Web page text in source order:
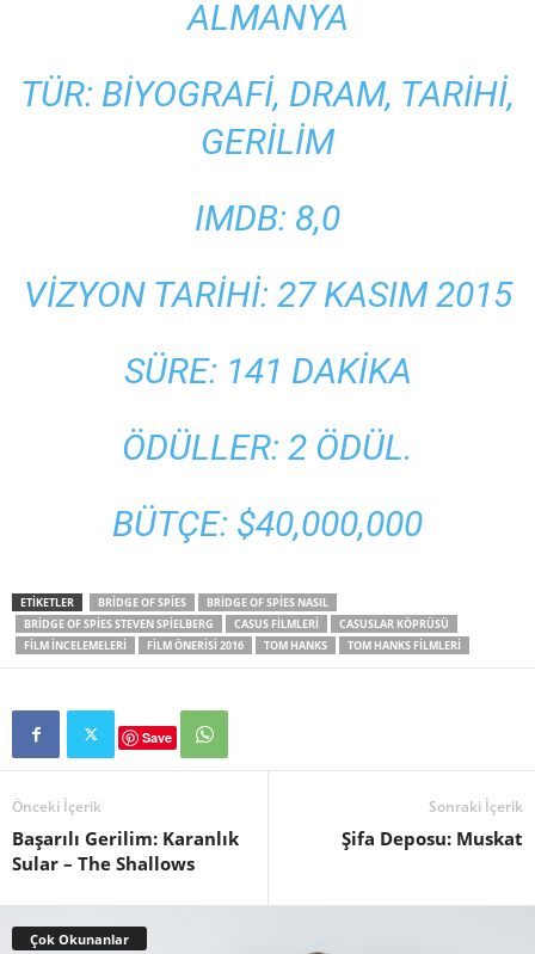
ALMANYA
TÜR: BIYOGRAFI, DRAM, TARIHI,
GERILIM
IMDB: 8,0
VIZYON TARIHI: 27 KASIM 2015
SÜRE: 141 DAKIKA
ÖDÜLLER: 2 ÖDÜL.
BÜTÇE: $40,000,000
ETIKETLER BRIDGE OF SPIES
BRIDGE OF SPIES NASIL
BRIDGE OF SPIES STEVEN SPIELBERG
CASUS FILMLERI
CASUSLAR KÖPRÜSÜ
FILM INCELEMELERI
FILM ÖNERISI 2016 TOM HANKS TOM HANKS FILMLERI
Save
Önceki İçerik
Başarılı Gerilim: Karanlık
Sular – The Shallows
Sonraki İçerik
Şifa Deposu: Muskat
Çok Okunanlar